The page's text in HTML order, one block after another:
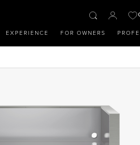
EXPERIENCE FOR OWNERS